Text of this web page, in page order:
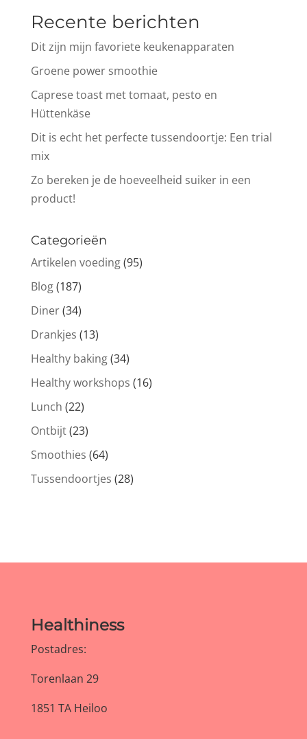
Recente berichten
Dit zijn mijn favoriete keukenapparaten
Groene power smoothie
Caprese toast met tomaat, pesto en
Hüttenkäse
Dit is echt het perfecte tussendoortje: Een trial
mix
Zo bereken je de hoeveelheid suiker in een
product!
Categorieën
Artikelen voeding(95)
Blog(187)
Diner(34)
Drankjes (13)
Healthy baking(34)
Healthy workshops (16)
Lunch (22)
Ontbijt(23)
Smoothies (64)
Tussendoortjes (28)
Healthiness
Postadres:
Torenlaan 29
1851 TA Heiloo